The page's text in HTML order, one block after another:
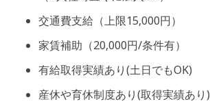
交通費支給（上限15,000円）
家賃補助（20,000円/条件有）
有給取得実績あり(土日でもOK)
産休や育休制度あり(取得実績あり)